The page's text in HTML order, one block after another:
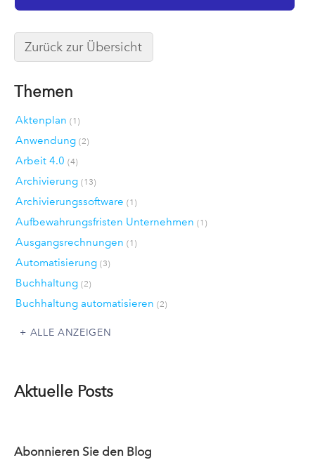
Zurück zur Übersicht
Themen
Aktenplan (1)
Anwendung (2)
Arbeit 4.0 (4)
Archivierung (13)
Archivierungssoftware (1)
Aufbewahrungsfristen Unternehmen (1)
Ausgangsrechnungen (1)
Automatisierung (3)
Buchhaltung (2)
Buchhaltung automatisieren (2)
ALLE ANZEIGEN
Aktuelle Posts
Abonnieren Sie den Blog